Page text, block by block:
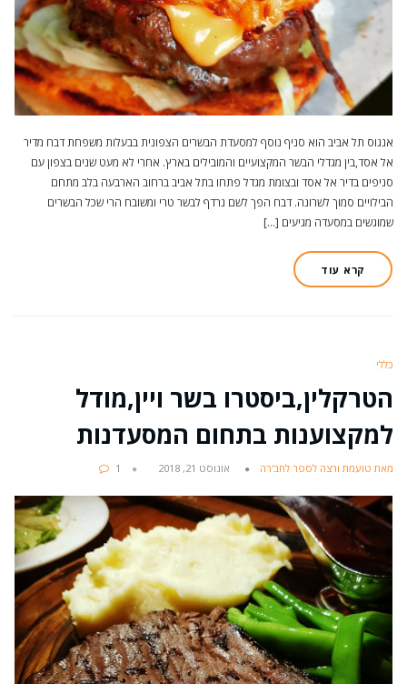
אנגוס תל אביב הוא סניף נוסף למסעדת הבשרים הצפונית בבעלות משפחת דבח מדיר
אל אסד,בין מגדלי הבשר המקצועיים והמובילים בארץ. אחרי לא מעט שנים בצפון עם
סניפים בדיר אל אסד ובצומת מגדל פתחו בתל אביב ברחוב הארבעה בלב מתחם
הבילויים סמוך לשרונה. דבח הפך לשם נרדף לבשר טרי ומשובח הרי שכל הבשרים
שמוגשים במסעדה מגיעים […]
קרא עוד
כללי
הטרקלין,ביסטרו בשר ויין,מודל
למקצוענות בתחום המסעדנות
מאת טועמת ורצה לספר לחב'רה אוגוסט 21, 2018 1